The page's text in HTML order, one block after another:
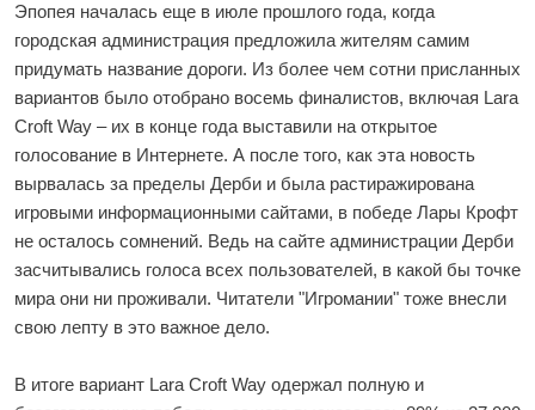
Эпопея началась еще в июле прошлого года, когда
городская администрация предложила жителям самим
придумать название дороги. Из более чем сотни присланных
вариантов было отобрано восемь финалистов, включая Lara
Croft Way – их в конце года выставили на открытое
голосование в Интернете. А после того, как эта новость
вырвалась за пределы Дерби и была растиражирована
игровыми информационными сайтами, в победе Лары Крофт
не осталось сомнений. Ведь на сайте администрации Дерби
засчитывались голоса всех пользователей, в какой бы точке
мира они ни проживали. Читатели "Игромании" тоже внесли
свою лепту в это важное дело.
В итоге вариант Lara Croft Way одержал полную и